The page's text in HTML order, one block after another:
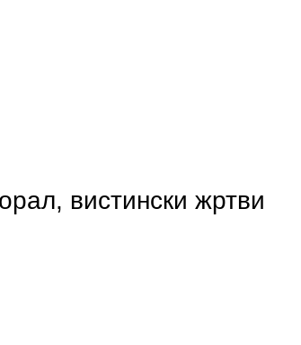
вистински жртви